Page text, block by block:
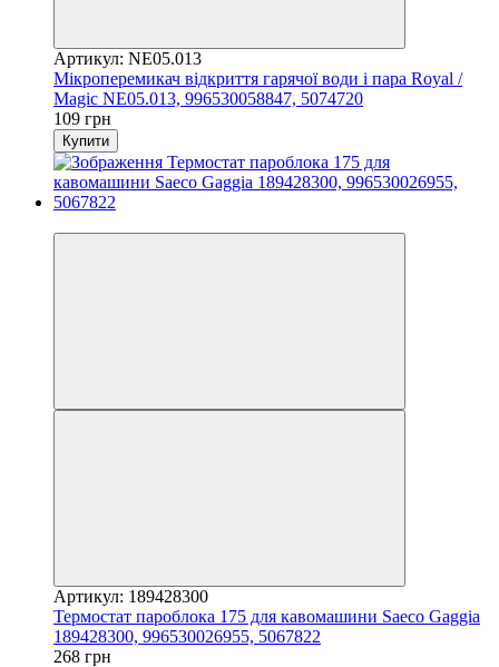
Артикул: NE05.013
Мікроперемикач відкриття гарячої води і пара Royal /
Magiс NE05.013, 996530058847, 5074720
109 грн
Купити
Артикул: 189428300
Термостат пароблока 175 для кавомашини Saeco Gaggia
189428300, 996530026955, 5067822
268 грн